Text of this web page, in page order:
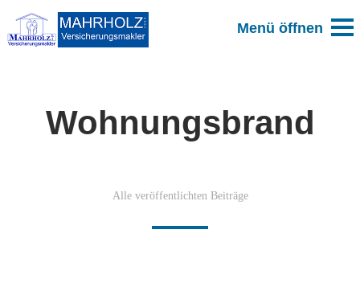
Wohnungsbrand
Alle veröffentlichten Beiträge